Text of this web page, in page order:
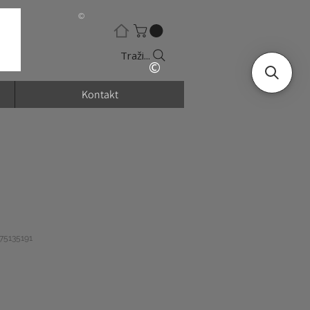
©
©
Traži...
Kontakt